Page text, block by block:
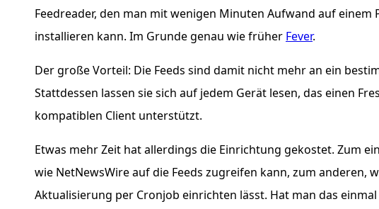
Feedreader, den man mit wenigen Minuten Aufwand auf einem
installieren kann. Im Grunde genau wie früher Fever.
Der große Vorteil: Die Feeds sind damit nicht mehr an ein
Stattdessen lassen sie sich auf jedem Gerät lesen, das einen
kompatiblen Client unterstützt.
Etwas mehr Zeit hat allerdings die Einrichtung gekostet. Zum
wie NetNewsWire auf die Feeds zugreifen kann, zum anderen,
Aktualisierung per Cronjob einrichten lässt. Hat man das